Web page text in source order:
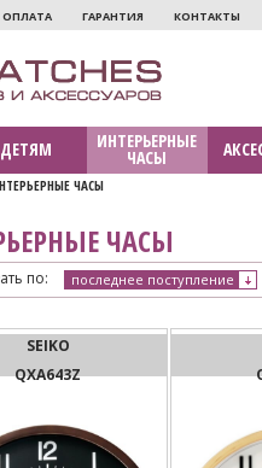
ОПЛАТА ГАРАНТИЯ КОНТАКТЫ
ДЕТЯМ ИНТЕРЬЕРНЫЕ
ЧАСЫ
ЧАСЫ
ЧАСЫ
по: последнее поступление
SEIKO
QXA643Z